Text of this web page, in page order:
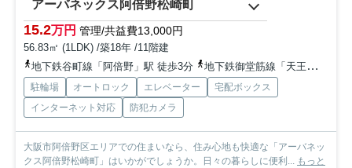
アーバネックス阿倍野松崎町
15.2万円 管理/共益費13,000円
56.83㎡ (1LDK) /築18年 /11階建
地下鉄谷町線「阿倍野」駅 徒歩3分
地下鉄御堂筋線「天王寺」駅 徒歩5分
駐輪場 オートロック エレベーター
宅配ボックス
インターネット対応
防犯カメラ
大阪市阿倍野区エリアでの住まいなら、住み心地も快適な「アーバネッ
クス阿倍野松崎町」はいかがでしょうか。日々の暮らしに便利... もっと